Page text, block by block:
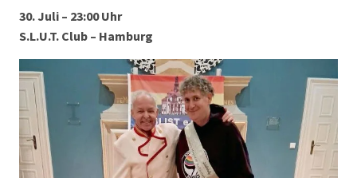
30. Juli – 23:00 Uhr
S.L.U.T. Club – Hamburg